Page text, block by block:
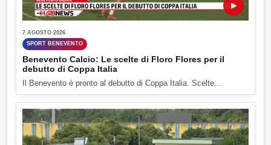
▶
7 AGOSTO 2026
SPORT BENEVENTO
Benevento Calcio: Le scelte di Floro Flores per il
debutto di Coppa Italia
Il Benevento è pronto al debutto di Coppa Italia. Scelte...